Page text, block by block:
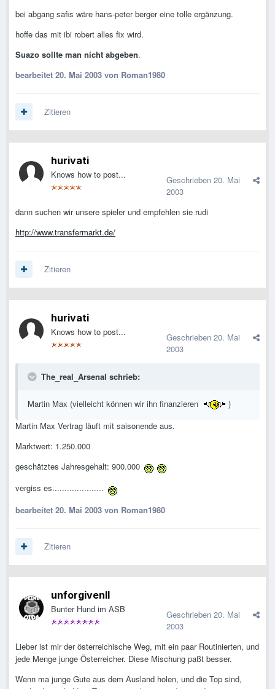
bei abgang safis wäre hans-peter berger eine tolle ergänzung.
hoffe das mit ibi robert alles fix wird.
Suazo sollte man nicht abgeben.
bearbeitet 20. Mai 2003 von Roman1980
Zitieren
hurivati
Knows how to post... Geschrieben 20. Mai
2003
dann suchen wir unsere spieler und empfehlen sie rudi
http://www.transfermarkt.de/
Zitieren
hurivati
Knows how to post... Geschrieben 20. Mai
2003
The_real_Arsenal schrieb:
Martin Max (vielleicht können wir ihn finanzieren
)
Martin Max Vertrag läuft mit saisonende aus.
Marktwert: 1.250.000
geschätztes Jahresgehalt: 900.000
vergiss es.....................
bearbeitet 20. Mai 2003 von Roman1980
Zitieren
unforgivenll
Bunter Hund im ASB Geschrieben 20. Mai
2003
Lieber ist mir der österreichische Weg, mit ein paar Routinierten, und
jede Menge junge Österreicher. Diese Mischung paßt besser.
Wenn ma junge Gute aus dem Ausland holen, und die Top sind,